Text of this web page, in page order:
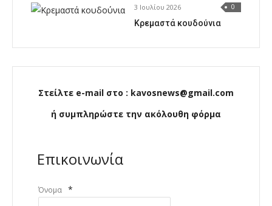
3 Ιουλίου 2026 0
Κρεμαστά κουδούνια
Στείλτε e-mail στο : kavosnews@gmail.com
ή συμπληρώστε την ακόλουθη φόρμα
Επικοινωνία
Όνομα *